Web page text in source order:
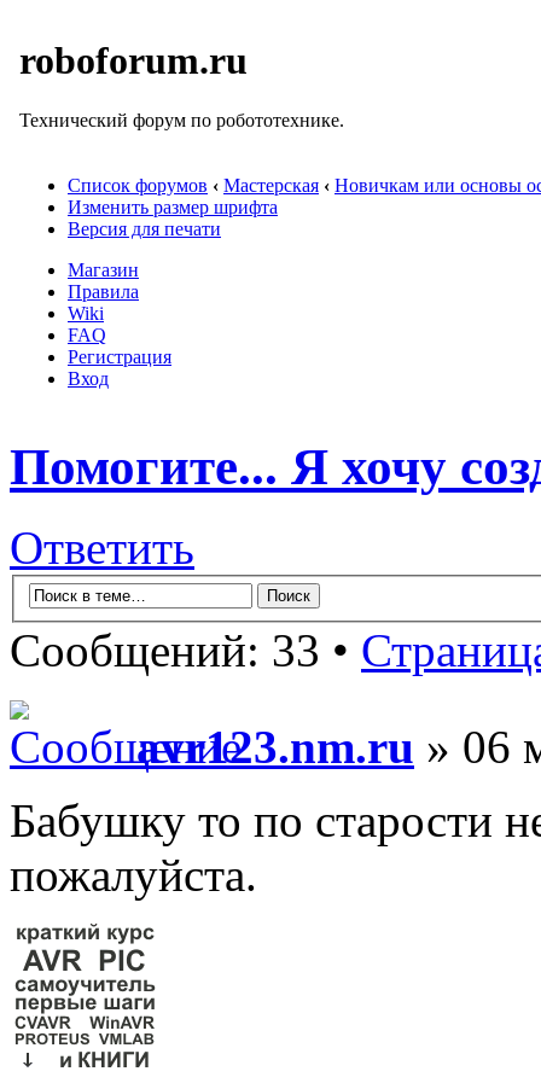
roboforum.ru
Технический форум по робототехнике.
Список форумов ‹ Мастерская ‹ Новичкам или основы
Изменить размер шрифта
Версия для печати
Магазин
Правила
Wiki
FAQ
Регистрация
Вход
Помогите... Я хочу
Ответить
Сообщений: 33 •
avr123.nm.ru » 06
Бабушку то по старости
пожалуйста.